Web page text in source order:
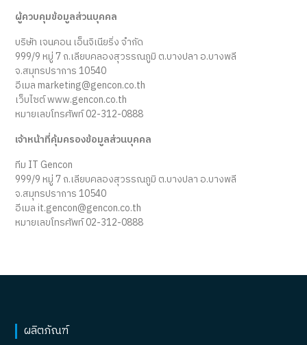
ผู้ควบคุมข้อมูลส่วนบุคคล
บริษัท เจนคอน เอ็นจิเนียริ่ง จำกัด
999/9 หมู่ 7 ถ.เลียบคลองสุวรรณภูมิ ต.บางปลา อ.บางพลี
จ.สมุทรปราการ 10540
อีเมลmarketing@gencon.co.th
เว็บไซต์www.gencon.co.th
หมายเลขโทรศัพท์02-312-0888
เจ้าหน้าที่คุ้มครองข้อมูลส่วนบุคคล
ทีม IT Gencon
999/9 หมู่ 7 ถ.เลียบคลองสุวรรณภูมิ ต.บางปลา อ.บางพลี
จ.สมุทรปราการ 10540
อีเมลit.gencon@gencon.co.th
หมายเลขโทรศัพท์02-312-0888
ผลิตภัณฑ์